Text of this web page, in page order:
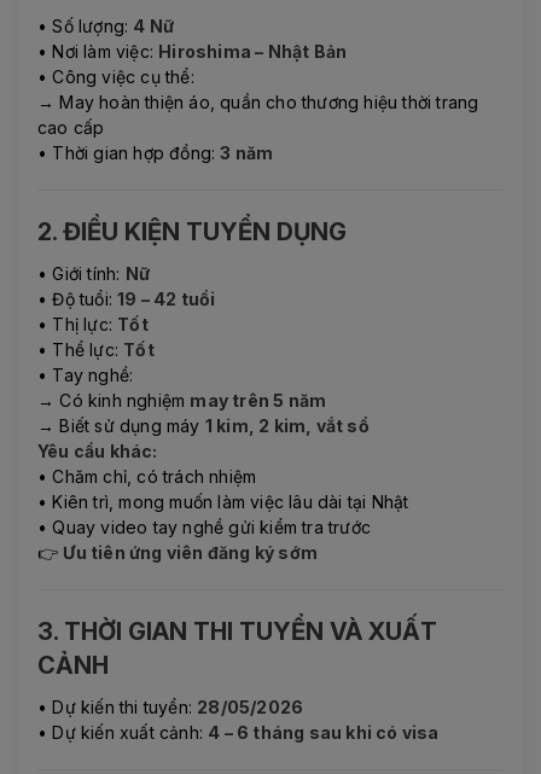
• Số lượng: 4 Nữ
• Nơi làm việc: Hiroshima – Nhật Bản
• Công việc cụ thể:
→ May hoàn thiện áo, quần cho thương hiệu thời trang
cao cấp
• Thời gian hợp đồng:3 năm
2. ĐIỀU KIỆN TUYỂN DỤNG
• Giới tính: Nữ
• Độ tuổi:19 – 42 tuổi
• Thị lực: Tốt
• Thể lực: Tốt
• Tay nghề:
→ Có kinh nghiệm may trên 5 năm
→ Biết sử dụng máy 1 kim, 2 kim, vắt sổ
Yêu cầu khác:
• Chăm chỉ, có trách nhiệm
• Kiên trì, mong muốn làm việc lâu dài tại Nhật
• Quay video tay nghề gửi kiểm tra trước
👉 Ưu tiên ứng viên đăng ký sớm
3. THỜI GIAN THI TUYỂN VÀ XUẤT
CẢNH
• Dự kiến thi tuyển: 28/05/2026
• Dự kiến xuất cảnh: 4 – 6 tháng sau khi có visa